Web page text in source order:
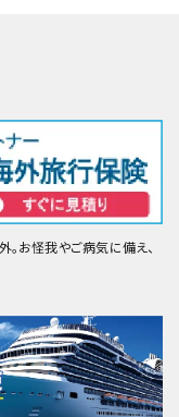
お怪我やご病気に備え、